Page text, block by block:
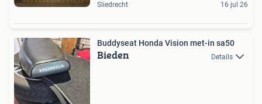
Sliedrecht 16 jul 26
Buddyseat Honda Vision met-in sa50
Bieden Details